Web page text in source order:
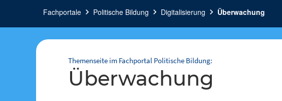
Fachportale chevron_right Politische Bildung chevron_right Digitalisierung chevron_right Überwachung
Themenseite im Fachportal Politische Bildung:
Überwachung